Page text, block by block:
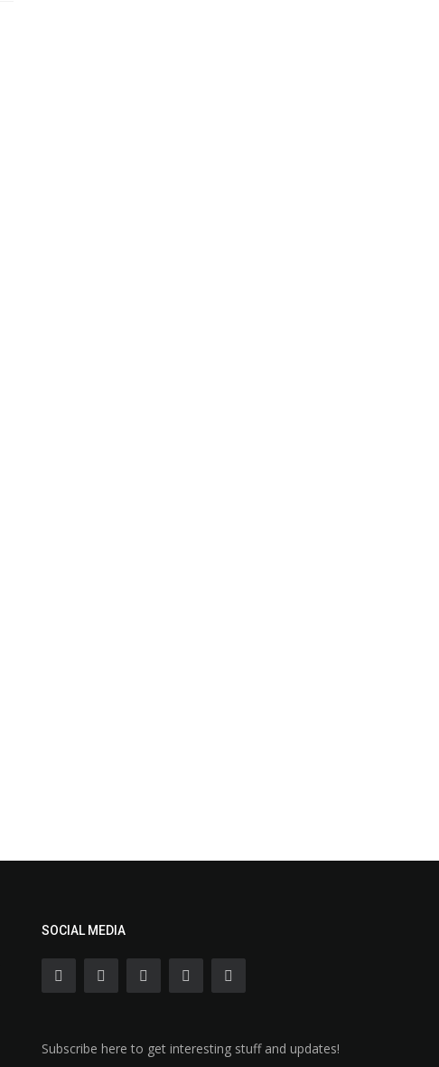
SOCIAL MEDIA
Subscribe here to get interesting stuff and updates!